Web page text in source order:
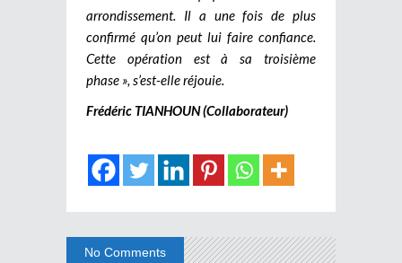
arrondissement. Il a une fois de plus
confirmé qu’on peut lui faire confiance.
Cette opération est à sa troisième
phase », s’est-elle réjouie.
Frédéric TIANHOUN (Collaborateur)
No Comments